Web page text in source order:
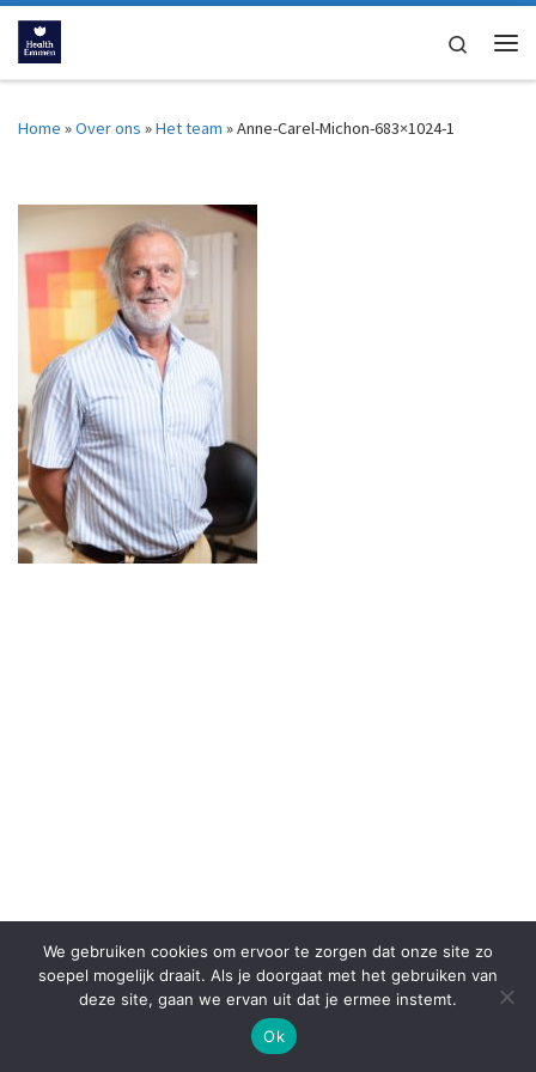
Ga naar inhoud
Search
Home »Over ons »Het team »Anne-Carel-Michon-683×1024-1
© 2026Fysiotherapie Health Emmen– Alle rechten
voorbehouden
– Ontworpen met de
We gebruiken cookies om ervoor te zorgen dat onze site zo
soepel mogelijk draait. Als je doorgaat met het gebruiken van
deze site, gaan we ervan uit dat je ermee instemt.
Ok